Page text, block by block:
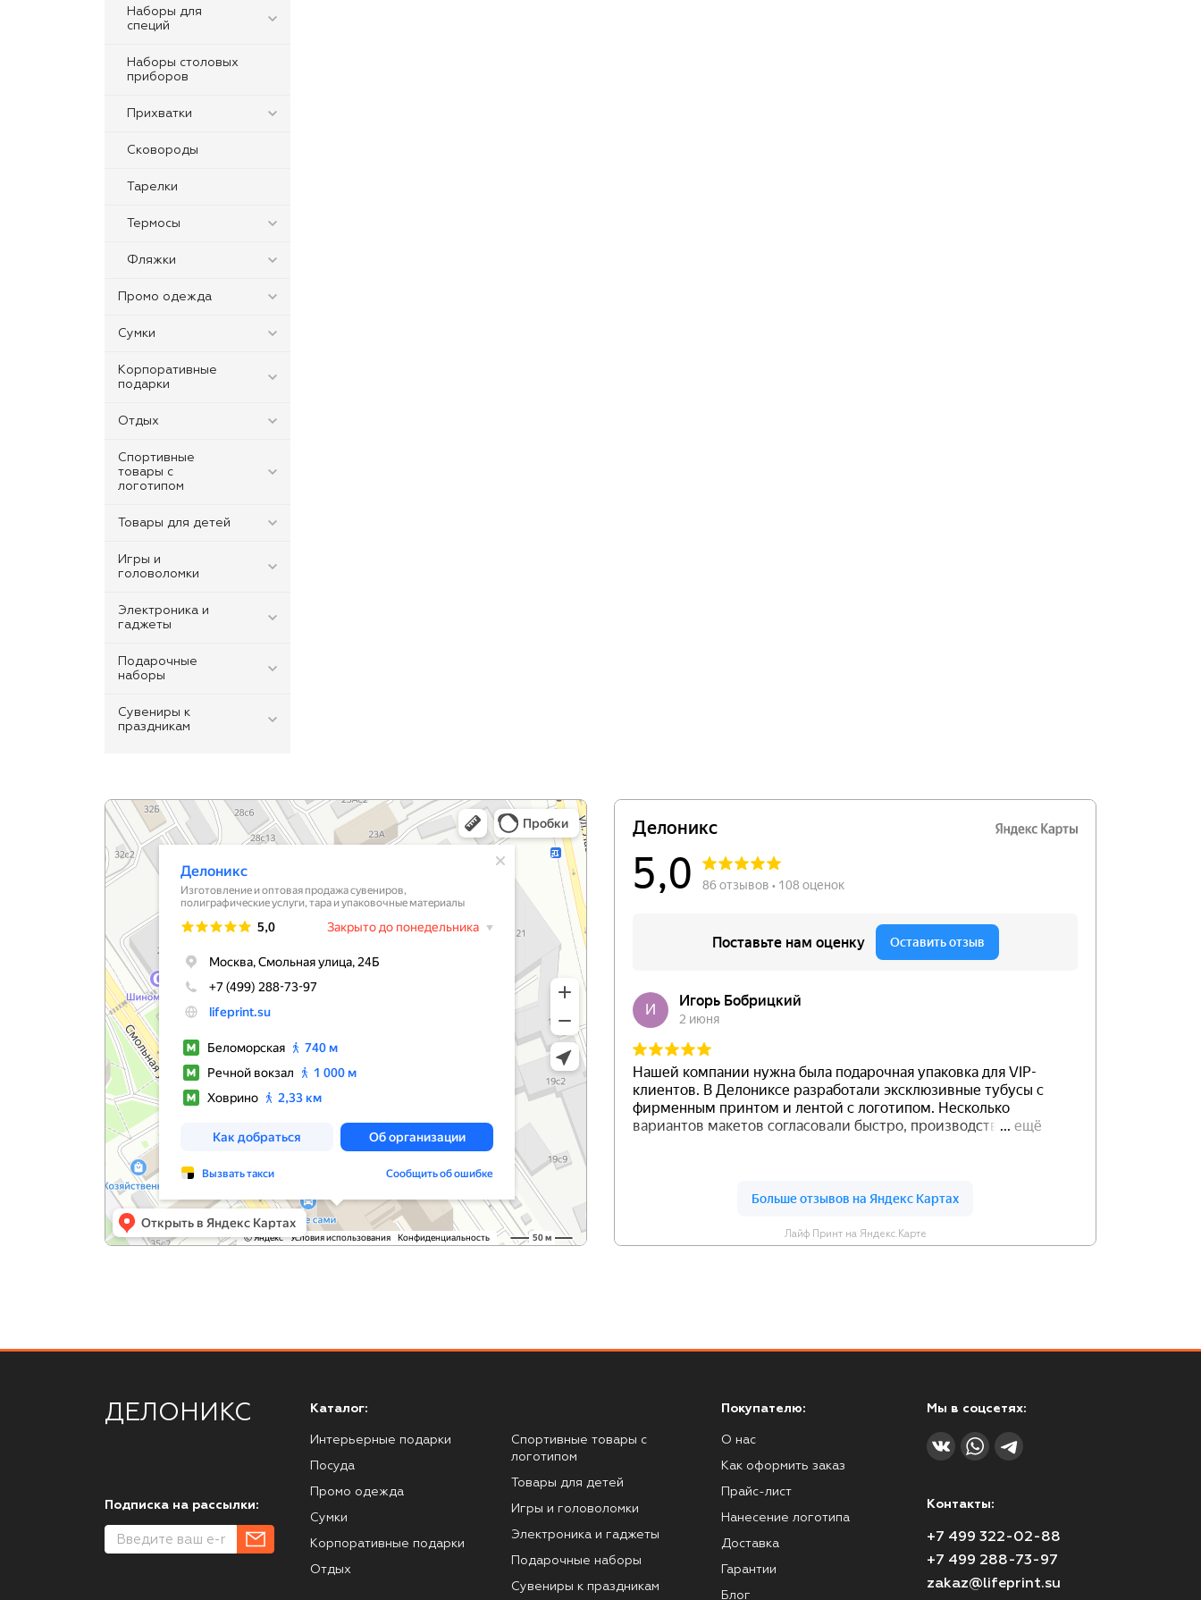
Наборы для
специй
Наборы столовых
приборов
Прихватки
Сковороды
Тарелки
Термосы
Фляжки
Промо одежда
Сумки
Корпоративные
подарки
Отдых
Спортивные
товары с
логотипом
Товары для детей
Игры и
головоломки
Электроника и
гаджеты
Подарочные
наборы
Сувениры к
праздникам
Лайф Принт на Яндекс.Карте
ДЕЛОНИКС
Подписка на рассылки:
Каталог:
Интерьерные подарки
Посуда
Промо одежда
Сумки
Корпоративные подарки
Отдых
Спортивные товары с
логотипом
Товары для детей
Игры и головоломки
Электроника и гаджеты
Подарочные наборы
Сувениры к праздникам
Покупателю:
О нас
Как оформить заказ
Прайс-лист
Нанесение логотипа
Доставка
Гарантии
Блог
Мы в соцсетях:
Контакты:
+7 499 322-02-88
+7 499 288-73-97
zakaz@lifeprint.su